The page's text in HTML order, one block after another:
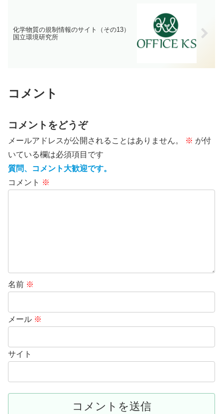
化学物質の規制情報のサイト（その13）
国立環境研究所
コメント
コメントをどうぞ
メールアドレスが公開されることはありません。 ※ が付
いている欄は必須項目です
質問、コメント大歓迎です。
コメント ※
名前 ※
メール ※
サイト